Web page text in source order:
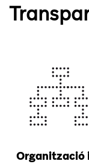
Organització